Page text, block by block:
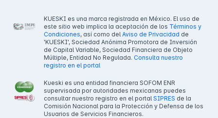
KUESKI es una marca registrada en México. El uso de
este sitio web implica la aceptación de los Términos y
Condiciones, así como del Aviso de Privacidad de
'KUESKI', Sociedad Anónima Promotora de Inversión
de Capital Variable, Sociedad Financiera de Objeto
Múltiple, Entidad No Regulada. Consulta nuestro
registro en el portal
Kueski es una entidad financiera SOFOM ENR
supervisada por autoridades mexicanas puedes
consultar nuestro registro en el portal SIPRES de la
Comisión Nacional para la Protección y Defensa de los
Usuarios de Servicios Financieros.